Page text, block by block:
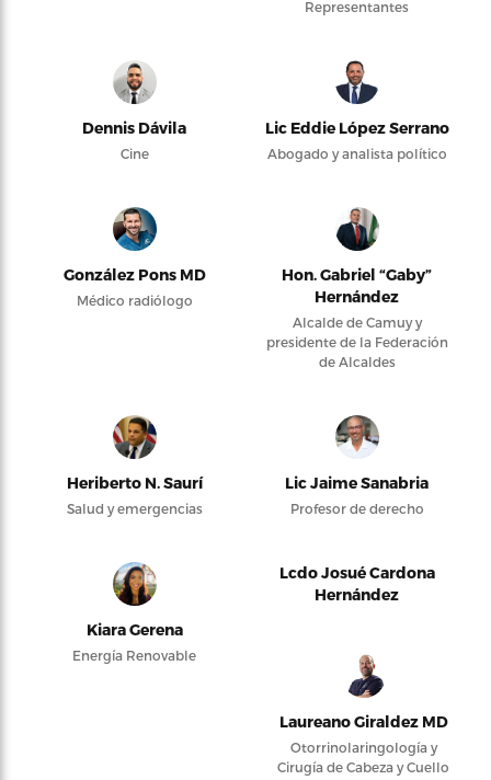
Representantes
Dennis Dávila
Cine
Lic Eddie López Serrano
Abogado y analista político
González Pons MD
Médico radiólogo
Hon. Gabriel “Gaby”
Hernández
Alcalde de Camuy y
presidente de la Federación
de Alcaldes
Heriberto N. Saurí
Salud y emergencias
Lic Jaime Sanabria
Profesor de derecho
Kiara Gerena
Energía Renovable
Lcdo Josué Cardona
Hernández
Laureano Giraldez MD
Otorrinolaringología y
Cirugía de Cabeza y Cuello